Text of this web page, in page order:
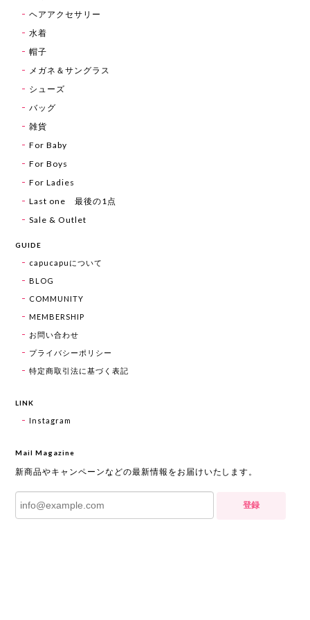
ヘアアクセサリー
水着
帽子
メガネ＆サングラス
シューズ
バッグ
雑貨
For Baby
For Boys
For Ladies
Last one 最後の1点
Sale & Outlet
GUIDE
capucapuについて
BLOG
COMMUNITY
MEMBERSHIP
お問い合わせ
プライバシーポリシー
特定商取引法に基づく表記
LINK
Instagram
Mail Magazine
新商品やキャンペーンなどの最新情報をお届けいたします。
登録